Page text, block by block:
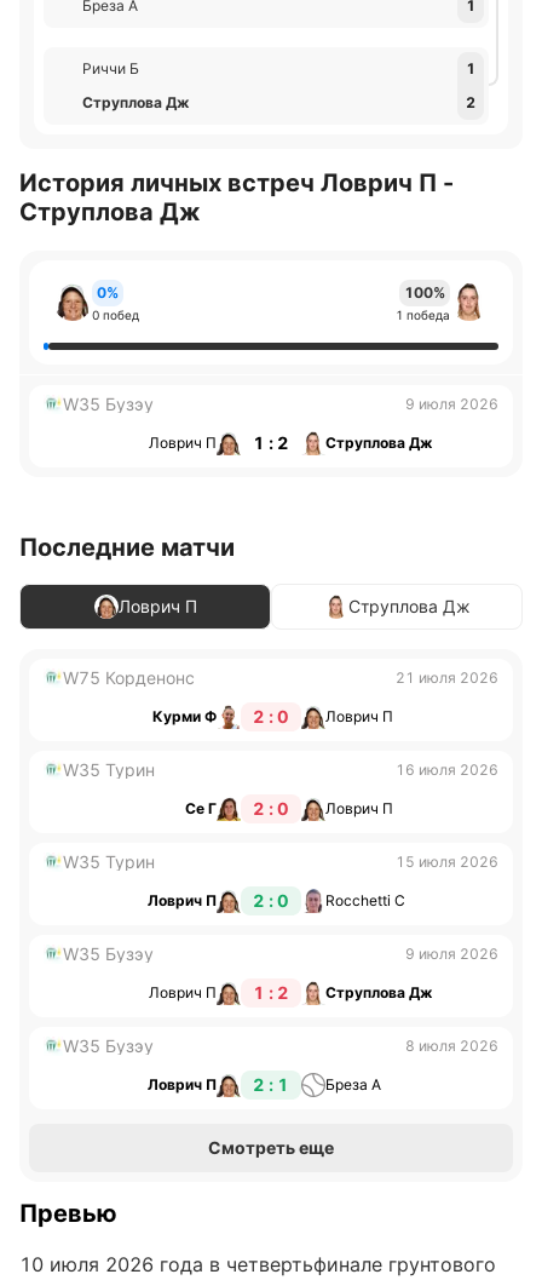
Бреза А 1
Риччи Б
1
Струплова Дж
2
История личных встреч Ловрич П -
Струплова Дж
0%
0 побед
100%
1 победа
W35 Бузэу 9 июля 2026
Ловрич П 1 : 2 Струплова Дж
Последние матчи
Ловрич П Струплова Дж
W75 Корденонс 21 июля 2026
Курми Ф 2 : 0 Ловрич П
W35 Турин 16 июля 2026
Се Г 2 : 0 Ловрич П
W35 Турин 15 июля 2026
Ловрич П 2 : 0 Rocchetti С
W35 Бузэу 9 июля 2026
Ловрич П 1 : 2 Струплова Дж
W35 Бузэу 8 июля 2026
Ловрич П 2 : 1 Бреза А
Смотреть еще
Превью
10 июля 2026 года в четвертьфинале грунтового